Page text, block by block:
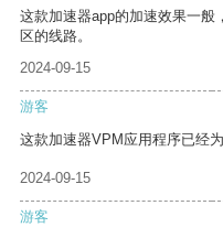
这款加速器app的加速效果一般
区的线路。
2024-09-15
游客
这款加速器VPM应用程序已经
2024-09-15
游客